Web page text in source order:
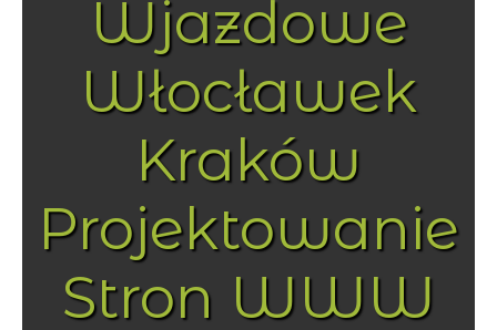
Wjazdowe
Włocławek
Kraków
Projektowanie
Stron WWW